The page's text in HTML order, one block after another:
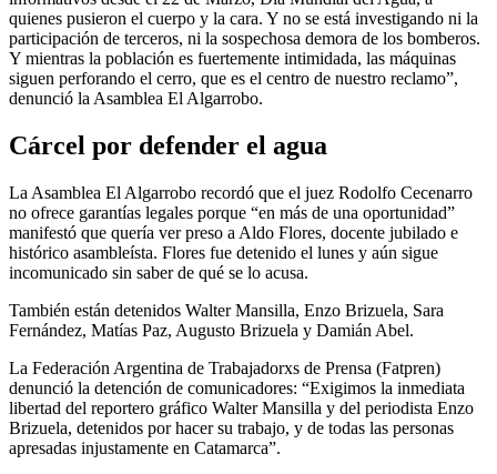
quienes pusieron el cuerpo y la cara. Y no se está investigando ni la
participación de terceros, ni la sospechosa demora de los bomberos.
Y mientras la población es fuertemente intimidada, las máquinas
siguen perforando el cerro, que es el centro de nuestro reclamo”,
denunció la Asamblea El Algarrobo.
Cárcel por defender el agua
La Asamblea El Algarrobo recordó que el juez Rodolfo Cecenarro
no ofrece garantías legales porque “en más de una oportunidad”
manifestó que quería ver preso a Aldo Flores, docente jubilado e
histórico asambleísta. Flores fue detenido el lunes y aún sigue
incomunicado sin saber de qué se lo acusa.
También están detenidos Walter Mansilla, Enzo Brizuela, Sara
Fernández, Matías Paz, Augusto Brizuela y Damián Abel.
La Federación Argentina de Trabajadorxs de Prensa (Fatpren)
denunció la detención de comunicadores: “Exigimos la inmediata
libertad del reportero gráfico Walter Mansilla y del periodista Enzo
Brizuela, detenidos por hacer su trabajo, y de todas las personas
apresadas injustamente en Catamarca”.